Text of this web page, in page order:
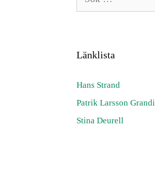
Länklista
Hans Strand
Patrik Larsson
Stina Deurell